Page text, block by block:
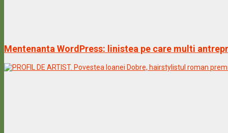
Mentenanta WordPress: linistea pe care multi